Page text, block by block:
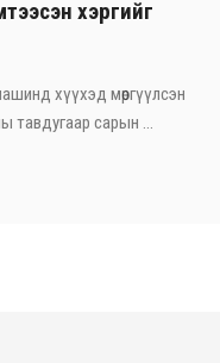
хэргийг
хүүхэд мөргүүлсэн
тавдугаар сарын ...